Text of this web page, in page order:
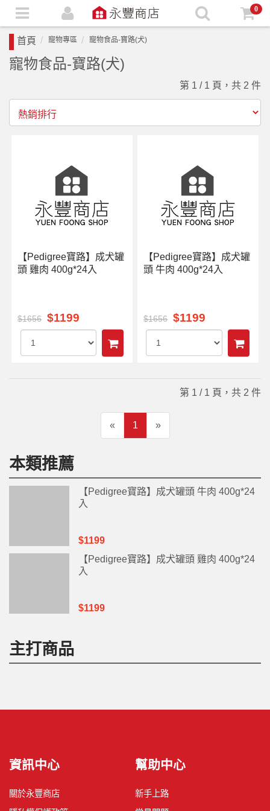
0
首頁 寵物專區 寵物食品-寶路(犬)
寵物食品-寶路(犬)
第 1 / 1 頁，共 2 件
【Pedigree寶路】成犬罐
頭 雞肉 400g*24入
$1656 $1199
【Pedigree寶路】成犬罐
頭 牛肉 400g*24入
$1656 $1199
第 1 / 1 頁，共 2 件
« 1 »
本類推薦
【Pedigree寶路】成犬罐頭 牛肉 400g*24
入
$1199
【Pedigree寶路】成犬罐頭 雞肉 400g*24
入
$1199
主打商品
資訊中心
關於永豐商店
幫助中心
新手上路